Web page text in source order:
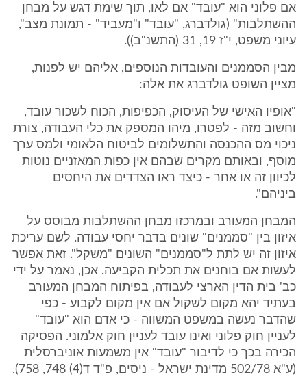
אם פלוני הוא "עובד" אם לאו, תוך שימת דגש על מבחן
ההשתלבות" (גולדברג, "עובד" ו"מעביד" - תמונת מצב",
עיוני משפט, י"ז 19, 31 (התשנ"ב)).
מבין הסממנים והעובדות הנוספים, אליהם יש לפנות,
מציין השופט גולדברג את אלה:
"אופיו האישי של העיסוק, הכפיפות, הכוח לשכור עובד,
וחשוב מזה - לפטרו, מיהו המספק את כלי העבודה, צורת
ניכוי מס ההכנסה והתשלומים לביטוח הלאומי ולמס ערך
מוסף, ובאותם מקרים שבהם אין כפות המאזניים נוטות
לכיוון זה או אחר - כיצד ראו הצדדים את היחסים
ביניהם".
המבחן המעורב ובמרכזו מבחן ההשתלבות מבוסס על
איזון בין "סממנים" שונים בדבר יחסי עבודה. לשם עריכת
איזון זה יש לתת ל"סממנים" השונים "משקל". זאת אפשר
לעשות אם בוחנים את תכלית הקביעה. אכן, נאמר על ידי
כב' בית הדין הארצי לעבודה, בפיתוח המבחן המעורב
בעתיד יהא מקום לשקול אם אין מקום לקבוע - כפי
שהדבר נעשה במשפט המשווה - כי אדם הוא "עובד"
לעניין חוק פלוני ואינו עובד לעניין חוק אלמוני. הפסיקה
הכירה בכך כי לדיבור "עובד" אין משמעות אוניברסלית
(ע"א 502/78 מדינת ישראל - ניסים, פ"ד ד(4) 748, 758).